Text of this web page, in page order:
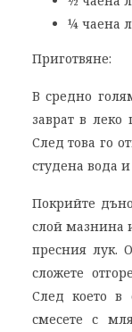
¼ чаена
Приготвяне:
В средно
заврат в леко
След това го
студена вода
Покрийте
слой мазнина
пресния лук.
сложете
След което в
смесете с